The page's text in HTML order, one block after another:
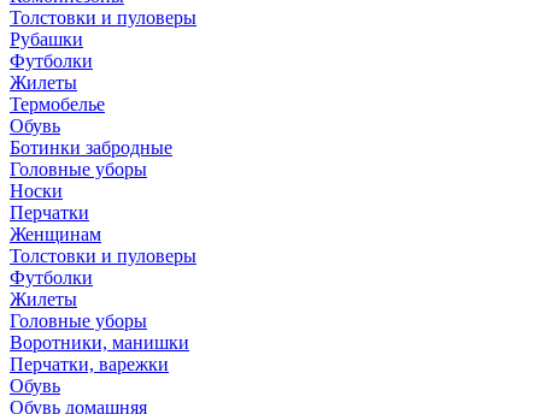
Толстовки и пуловеры
Рубашки
Футболки
Жилеты
Термобелье
Обувь
Ботинки забродные
Головные уборы
Носки
Перчатки
Женщинам
Толстовки и пуловеры
Футболки
Жилеты
Головные уборы
Воротники, манишки
Перчатки, варежки
Обувь
Обувь домашняя